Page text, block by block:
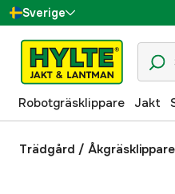
Sverige
Danmark
Suomi
Norge
Deutschland
Robotgräsklippare Jakt
Trädgård / Åkgräsklippare